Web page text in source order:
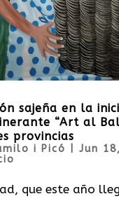
sajeña en la
“Art al
provincias
i Picó Jun
que este año